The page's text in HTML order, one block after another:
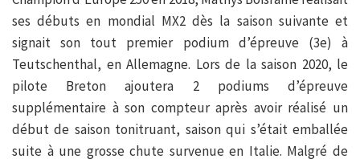
ses débuts en mondial MX2 dès la saison suivante et
signait son tout premier podium d’épreuve (3e) à
Teutschenthal, en Allemagne. Lors de la saison 2020, le
pilote Breton ajoutera 2 podiums d’épreuve
supplémentaire à son compteur après avoir réalisé un
début de saison tonitruant, saison qui s’était emballée
suite à une grosse chute survenue en Italie. Malgré de